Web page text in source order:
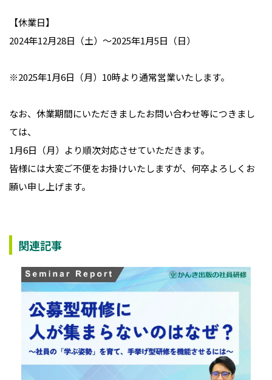
【休業日】
2024年12月28日（土）～2025年1月5日（日）
※2025年1月6日（月）10時より通常営業いたします。
なお、休業期間にいただきましたお問い合わせ等につきまし
ては、
1月6日（月）より順次対応させていただきます。
皆様には大変ご不便をお掛けいたしますが、何卒よろしくお
願い申し上げます。
関連記事